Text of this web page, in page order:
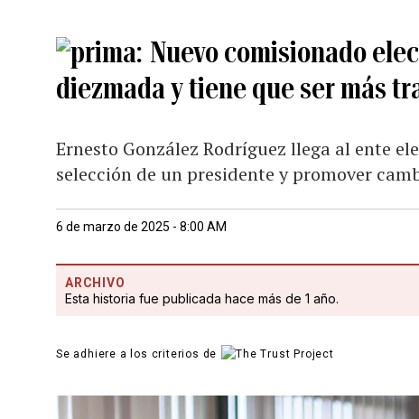
Nuevo comisionado
diezmada y tiene que ser más
Ernesto González Rodríguez llega al ente
selección de un presidente y promover
6 de marzo de 2025 - 8:00 AM
ARCHIVO
Esta historia fue publicada hace más de 1 año.
Se adhiere a los criterios de